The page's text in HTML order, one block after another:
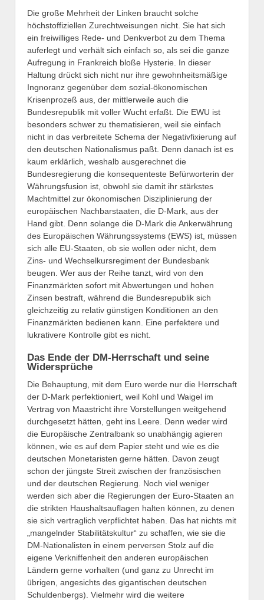
Die große Mehrheit der Linken braucht solche
höchstoffiziellen Zurechtweisungen nicht. Sie hat sich
ein freiwilliges Rede- und Denkverbot zu dem Thema
auferlegt und verhält sich einfach so, als sei die ganze
Aufregung in Frankreich bloße Hysterie. In dieser
Haltung drückt sich nicht nur ihre gewohnheitsmäßige
Ingnoranz gegenüber dem sozial-ökonomischen
Krisenprozeß aus, der mittlerweile auch die
Bundesrepublik mit voller Wucht erfaßt. Die EWU ist
besonders schwer zu thematisieren, weil sie einfach
nicht in das verbreitete Schema der Negativfixierung auf
den deutschen Nationalismus paßt. Denn danach ist es
kaum erklärlich, weshalb ausgerechnet die
Bundesregierung die konsequenteste Befürworterin der
Währungsfusion ist, obwohl sie damit ihr stärkstes
Machtmittel zur ökonomischen Disziplinierung der
europäischen Nachbarstaaten, die D-Mark, aus der
Hand gibt. Denn solange die D-Mark die Ankerwährung
des Europäischen Währungssystems (EWS) ist, müssen
sich alle EU-Staaten, ob sie wollen oder nicht, dem
Zins- und Wechselkursregiment der Bundesbank
beugen. Wer aus der Reihe tanzt, wird von den
Finanzmärkten sofort mit Abwertungen und hohen
Zinsen bestraft, während die Bundesrepublik sich
gleichzeitig zu relativ günstigen Konditionen an den
Finanzmärkten bedienen kann. Eine perfektere und
lukrativere Kontrolle gibt es nicht.
Das Ende der DM-Herrschaft und seine
Widersprüche
Die Behauptung, mit dem Euro werde nur die Herrschaft
der D-Mark perfektioniert, weil Kohl und Waigel im
Vertrag von Maastricht ihre Vorstellungen weitgehend
durchgesetzt hätten, geht ins Leere. Denn weder wird
die Europäische Zentralbank so unabhängig agieren
können, wie es auf dem Papier steht und wie es die
deutschen Monetaristen gerne hätten. Davon zeugt
schon der jüngste Streit zwischen der französischen
und der deutschen Regierung. Noch viel weniger
werden sich aber die Regierungen der Euro-Staaten an
die strikten Haushaltsauflagen halten können, zu denen
sie sich vertraglich verpflichtet haben. Das hat nichts mit
„mangelnder Stabilitätskultur“ zu schaffen, wie sie die
DM-Nationalisten in einem perversen Stolz auf die
eigene Verkniffenheit den anderen europäischen
Ländern gerne vorhalten (und ganz zu Unrecht im
übrigen, angesichts des gigantischen deutschen
Schuldenbergs). Vielmehr wird die weitere